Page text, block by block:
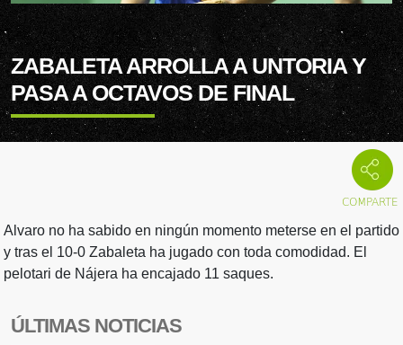
ZABALETA ARROLLA A UNTORIA Y
PASA A OCTAVOS DE FINAL
Alvaro no ha sabido en ningún momento meterse en el partido
y tras el 10-0 Zabaleta ha jugado con toda comodidad. El
pelotari de Nájera ha encajado 11 saques.
ÚLTIMAS NOTICIAS